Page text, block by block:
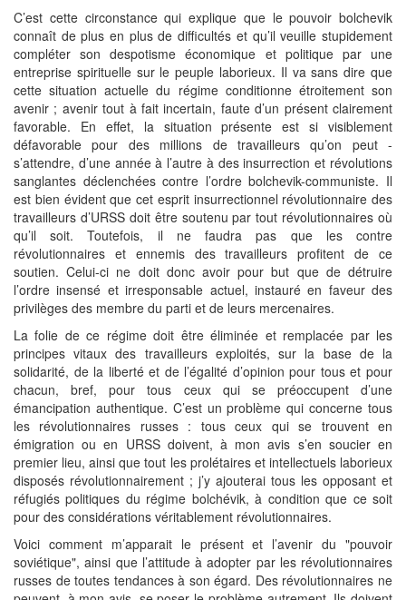
C’est cette circonstance qui explique que le pouvoir bolchevik
connaît de plus en plus de difficultés et qu’il veuille stupidement
compléter son despotisme économique et politique par une
entreprise spirituelle sur le peuple laborieux. Il va sans dire que
cette situation actuelle du régime conditionne étroitement son
avenir ; avenir tout à fait incertain, faute d’un présent clairement
favorable. En effet, la situation présente est si visiblement
défavorable pour des millions de travailleurs qu’on peut -
s’attendre, d’une année à l’autre à des insurrection et révolutions
sanglantes déclenchées contre l’ordre bolchevik-communiste. Il
est bien évident que cet esprit insurrectionnel révolutionnaire des
travailleurs d’URSS doit être soutenu par tout révolutionnaires où
qu’il soit. Toutefois, il ne faudra pas que les contre
révolutionnaires et ennemis des travailleurs profitent de ce
soutien. Celui-ci ne doit donc avoir pour but que de détruire
l’ordre insensé et irresponsable actuel, instauré en faveur des
privilèges des membre du parti et de leurs mercenaires.
La folie de ce régime doit être éliminée et remplacée par les
principes vitaux des travailleurs exploités, sur la base de la
solidarité, de la liberté et de l’égalité d’opinion pour tous et pour
chacun, bref, pour tous ceux qui se préoccupent d’une
émancipation authentique. C’est un problème qui concerne tous
les révolutionnaires russes : tous ceux qui se trouvent en
émigration ou en URSS doivent, à mon avis s’en soucier en
premier lieu, ainsi que tout les prolétaires et intellectuels laborieux
disposés révolutionnairement ; j’y ajouterai tous les opposant et
réfugiés politiques du régime bolchévik, à condition que ce soit
pour des considérations véritablement révolutionnaires.
Voici comment m’apparait le présent et l’avenir du "pouvoir
soviétique", ainsi que l’attitude à adopter par les révolutionnaires
russes de toutes tendances à son égard. Des révolutionnaires ne